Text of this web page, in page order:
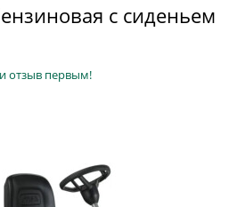
с сиденьем
отзыв первым!